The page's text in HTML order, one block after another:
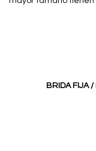
BRIDA FIJA /